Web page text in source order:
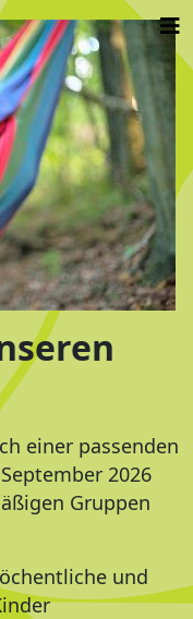
einer passenden
2026
Gruppen
und